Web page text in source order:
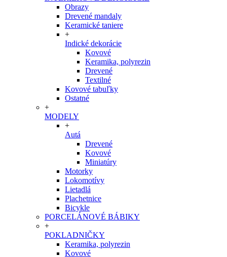
Obrazy
Drevené mandaly
Keramické taniere
+
Indické dekorácie
Kovové
Keramika, polyrezin
Drevené
Textilné
Kovové tabuľky
Ostatné
+
MODELY
+
Autá
Drevené
Kovové
Miniatúry
Motorky
Lokomotívy
Lietadlá
Plachetnice
Bicykle
PORCELÁNOVÉ BÁBIKY
+
POKLADNIČKY
Keramika, polyrezin
Kovové